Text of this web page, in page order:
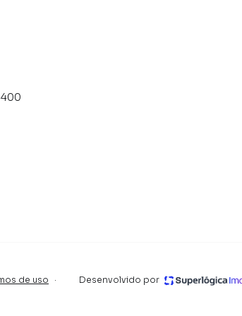
de uso · Desenvolvido por